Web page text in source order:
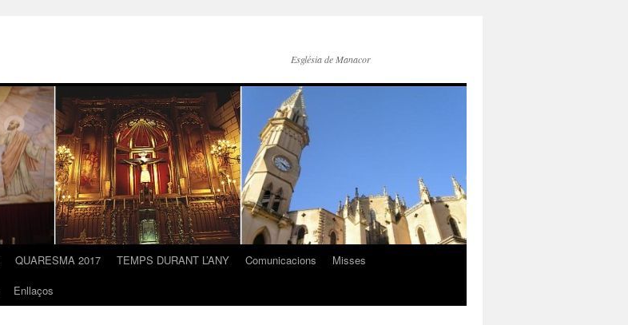
Església de Manacor
QUARESMA 2017 TEMPS DURANT L’ANY Comunicacions
Misses
Enllaços